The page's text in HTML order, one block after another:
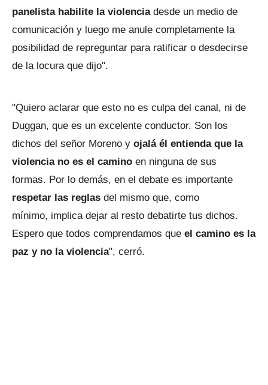
panelista habilite la violencia desde un medio de
comunicación y luego me anule completamente la
posibilidad de repreguntar para ratificar o desdecirse
de la locura que dijo".
"Quiero aclarar que esto no es culpa del canal, ni de
Duggan, que es un excelente conductor. Son los
dichos del señor Moreno y ojalá él entienda que la
violencia no es el camino en ninguna de sus
formas. Por lo demás, en el debate es importante
respetar las reglas del mismo que, como
mínimo, implica dejar al resto debatirte tus dichos.
Espero que todos comprendamos que el camino es la
paz y no la violencia", cerró.